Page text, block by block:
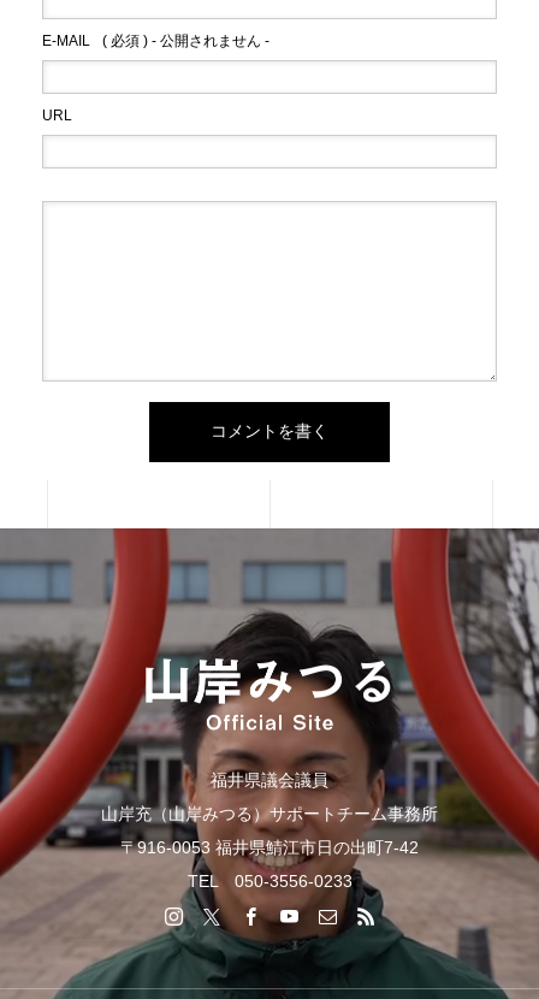
E-MAIL ( 必須 ) - 公開されません -
URL
福井県議会議員
山岸充（山岸みつる）サポートチーム事務所
〒916-0053 福井県鯖江市日の出町7-42
TEL 050-3556-0233